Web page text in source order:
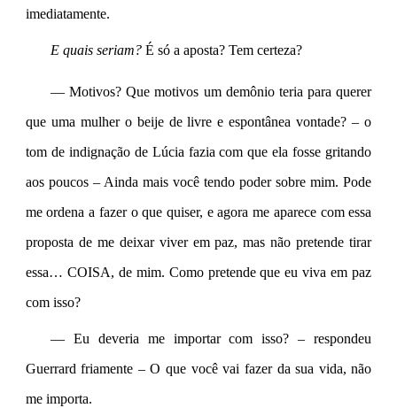
imediatamente.
E quais seriam? É só a aposta? Tem certeza?
— Motivos? Que motivos um demônio teria para querer
que uma mulher o beije de livre e espontânea vontade? – o
tom de indignação de Lúcia fazia com que ela fosse gritando
aos poucos – Ainda mais você tendo poder sobre mim. Pode
me ordena a fazer o que quiser, e agora me aparece com essa
proposta de me deixar viver em paz, mas não pretende tirar
essa… COISA, de mim. Como pretende que eu viva em paz
com isso?
— Eu deveria me importar com isso? – respondeu
Guerrard friamente – O que você vai fazer da sua vida, não
me importa.